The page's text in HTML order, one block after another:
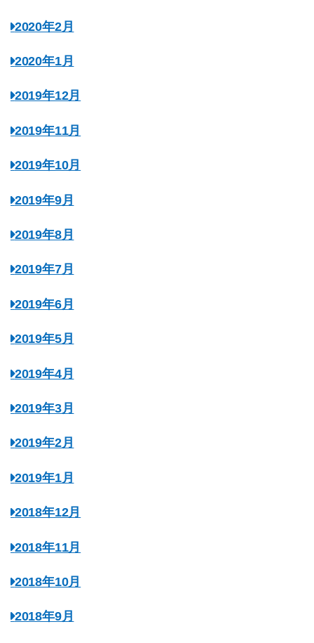
2020年2月
2020年1月
2019年12月
2019年11月
2019年10月
2019年9月
2019年8月
2019年7月
2019年6月
2019年5月
2019年4月
2019年3月
2019年2月
2019年1月
2018年12月
2018年11月
2018年10月
2018年9月